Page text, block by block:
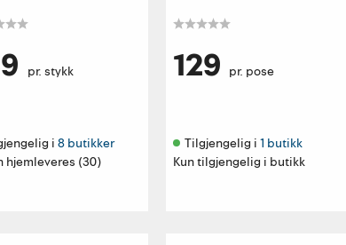
pr. stykk
i 8 butikker
hjemleveres (30)
129 pr. pose
Tilgjengelig i 1 butikk
Kun tilgjengelig i butikk